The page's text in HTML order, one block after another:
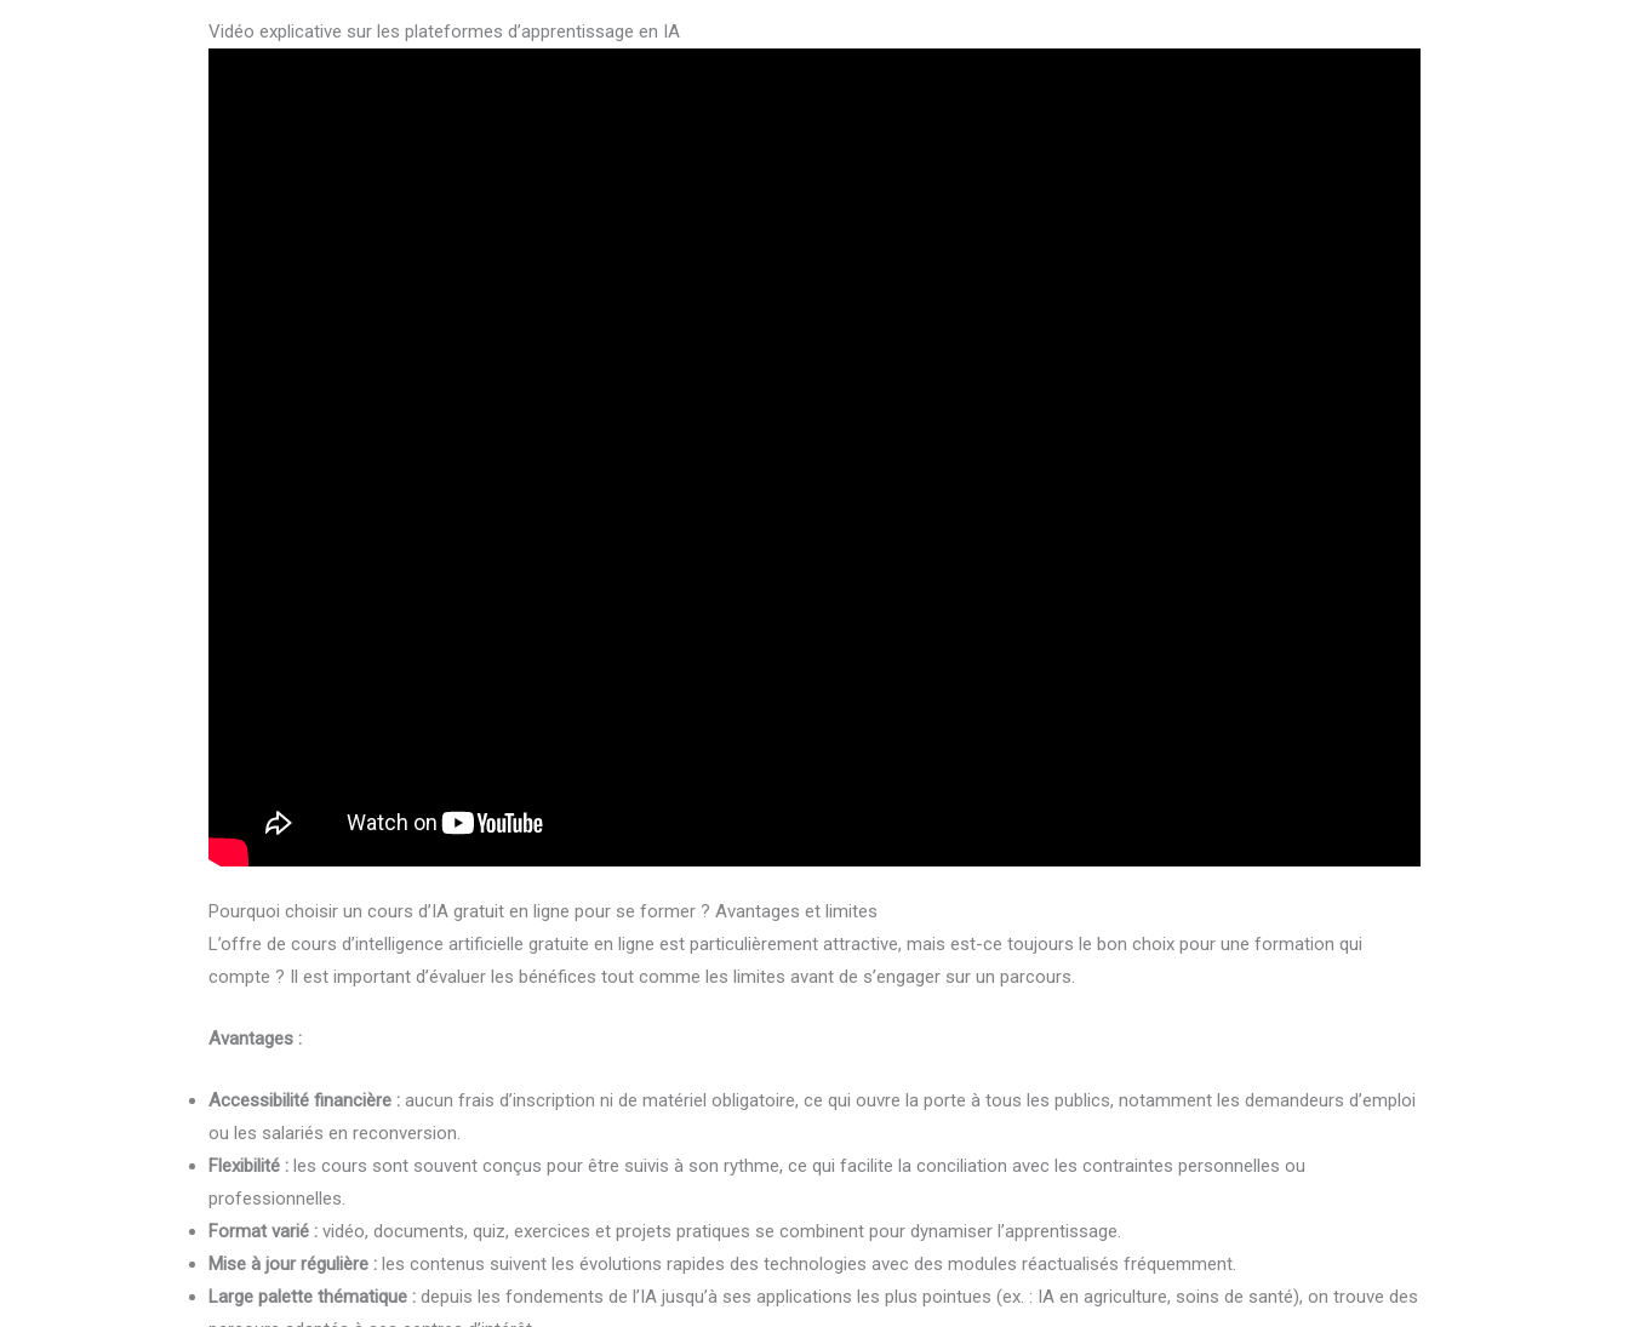
Vidéo explicative sur les plateformes d’apprentissage en IA
Pourquoi choisir un cours d’IA gratuit en ligne pour se former ? Avantages et limites
L’offre de cours d’intelligence artificielle gratuite en ligne est particulièrement attractive, mais est-ce toujours le bon choix pour une formation qui
compte ? Il est important d’évaluer les bénéfices tout comme les limites avant de s’engager sur un parcours.
Avantages :
Accessibilité financière : aucun frais d’inscription ni de matériel obligatoire, ce qui ouvre la porte à tous les publics, notamment les demandeurs d’emploi
ou les salariés en reconversion.
Flexibilité : les cours sont souvent conçus pour être suivis à son rythme, ce qui facilite la conciliation avec les contraintes personnelles ou
professionnelles.
Format varié : vidéo, documents, quiz, exercices et projets pratiques se combinent pour dynamiser l’apprentissage.
Mise à jour régulière : les contenus suivent les évolutions rapides des technologies avec des modules réactualisés fréquemment.
Large palette thématique : depuis les fondements de l’IA jusqu’à ses applications les plus pointues (ex. : IA en agriculture, soins de santé), on trouve des